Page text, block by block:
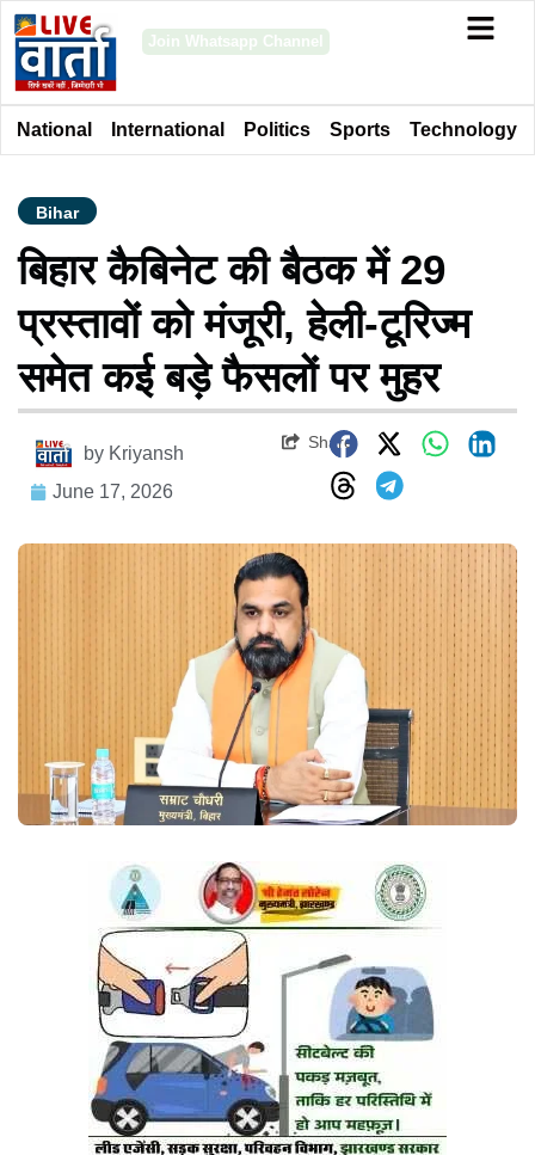
Join Whatsapp Channel
National International Politics Sports Technology
Bihar
बिहार कैबिनेट की बैठक में 29
प्रस्तावों को मंजूरी, हेली-टूरिज्म
समेत कई बड़े फैसलों पर मुहर
by Kriyansh
June 17, 2026
Share